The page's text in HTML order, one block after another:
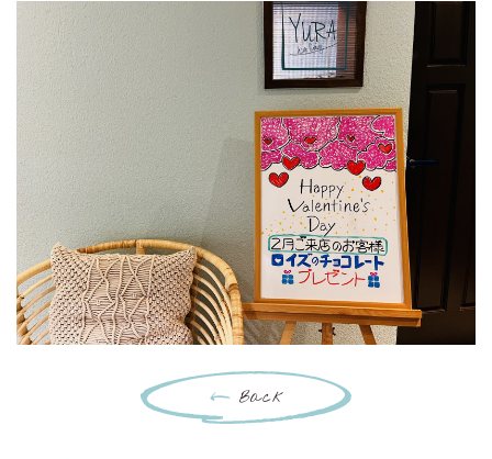
Back